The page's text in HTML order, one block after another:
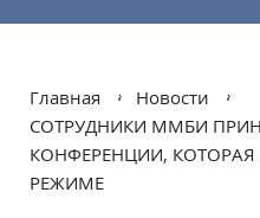
Главная
Новости
СОТРУДНИКИ ММБИ
КОНФЕРЕНЦИИ, КОТОРАЯ
РЕЖИМЕ